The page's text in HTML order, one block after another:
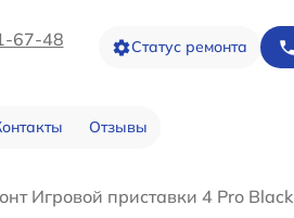
67-48 Статус ремонта
Отзывы
Игровой приставки 4 Pro Black